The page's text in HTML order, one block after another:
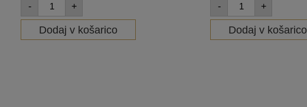
- +
Dodaj v košarico
- +
Dodaj v košarico